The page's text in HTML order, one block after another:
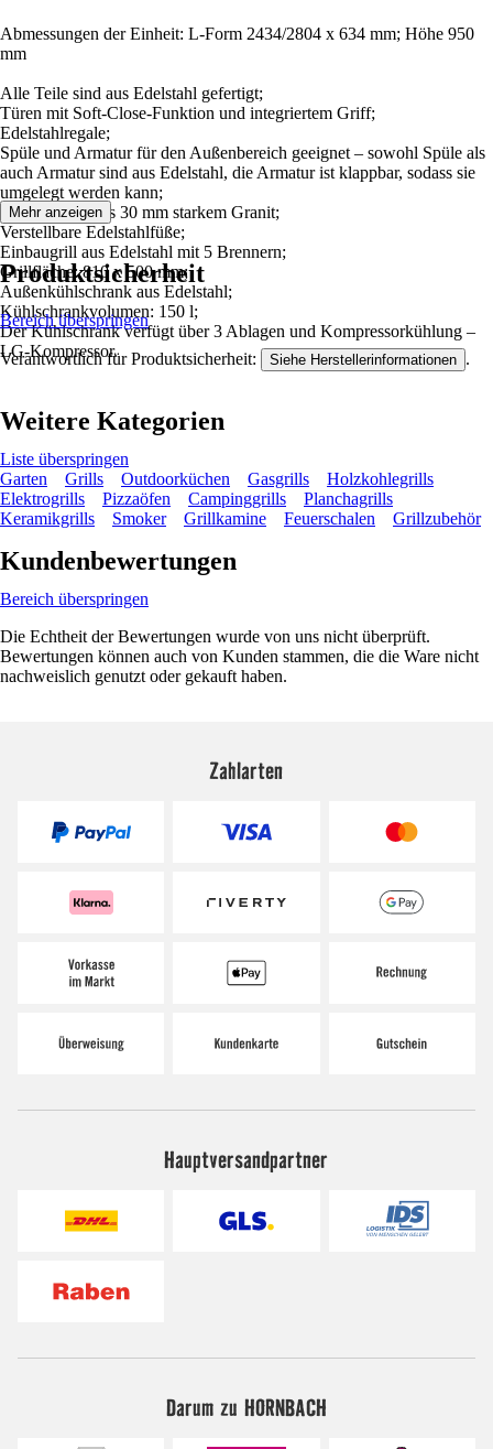
Abmessungen der Einheit: L-Form 2434/2804 x 634 mm; Höhe 950
mm
Alle Teile sind aus Edelstahl gefertigt;
Türen mit Soft-Close-Funktion und integriertem Griff;
Edelstahlregale;
Spüle und Armatur für den Außenbereich geeignet – sowohl Spüle als
auch Armatur sind aus Edelstahl, die Armatur ist klappbar, sodass sie
umgelegt werden kann;
Arbeitsplatte aus 30 mm starkem Granit;
Verstellbare Edelstahlfüße;
Einbaugrill aus Edelstahl mit 5 Brennern;
Grillfläche: 810 x 500 mm;
Außenkühlschrank aus Edelstahl;
Kühlschrankvolumen: 150 l;
Der Kühlschrank verfügt über 3 Ablagen und Kompressorkühlung –
LG-Kompressor.
Mehr anzeigen
Produktsicherheit
Bereich überspringen
Verantwortlich für Produktsicherheit: Siehe Herstellerinformationen .
Weitere Kategorien
Liste überspringen
Garten
Grills Outdoorküchen Gasgrills
Holzkohlegrills
Elektrogrills
Pizzaöfen Campinggrills
Planchagrills
Keramikgrills
Smoker Grillkamine Feuerschalen Grillzubehör
Kundenbewertungen
Bereich überspringen
Die Echtheit der Bewertungen wurde von uns nicht überprüft.
Bewertungen können auch von Kunden stammen, die die Ware nicht
nachweislich genutzt oder gekauft haben.
Zahlarten
Hauptversandpartner
Darum zu HORNBACH